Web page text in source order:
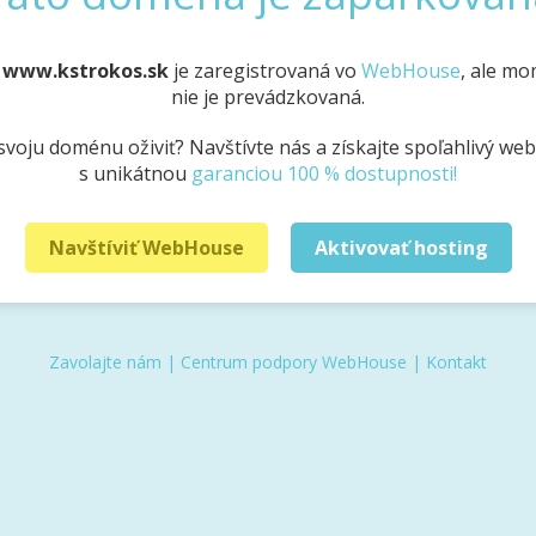
www.kstrokos.sk je zaregistrovaná vo WebHouse, ale
nie je prevádzkovaná.
doménu oživiť? Navštívte nás a získajte spoľahlivý
s unikátnou garanciou 100 % dostupnosti!
Navštíviť WebHouse Aktivovať hosting
Zavolajte nám | Centrum podpory WebHouse | Kontakt